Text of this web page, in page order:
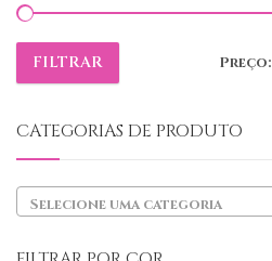
Preço
Preço
FILTRAR Preço:
CATEGORIAS DE PRODUTO
Selecione uma categoria